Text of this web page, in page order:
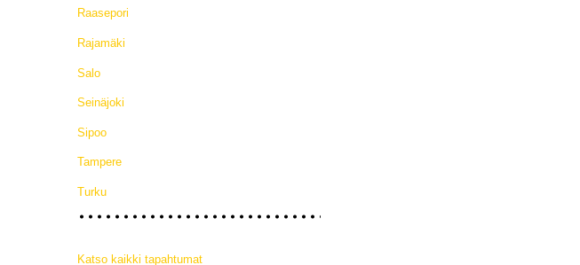
Raasepori
Rajamäki
Salo
Seinäjoki
Sipoo
Tampere
Turku
Katso kaikki tapahtumat